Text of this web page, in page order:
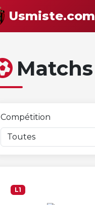
Usmiste.com
Matchs
Compétition
L1